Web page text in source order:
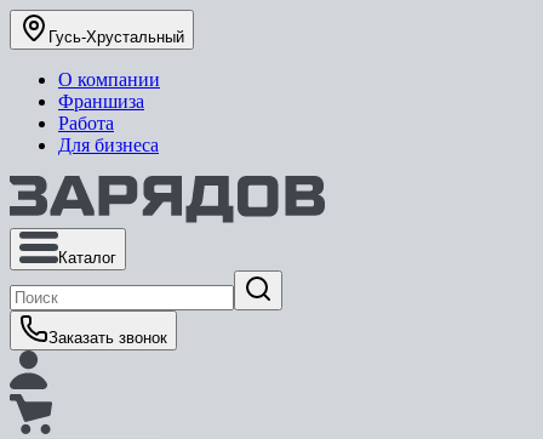
Гусь-Хрустальный
О компании
Франшиза
Работа
Для бизнеса
Каталог
Заказать звонок